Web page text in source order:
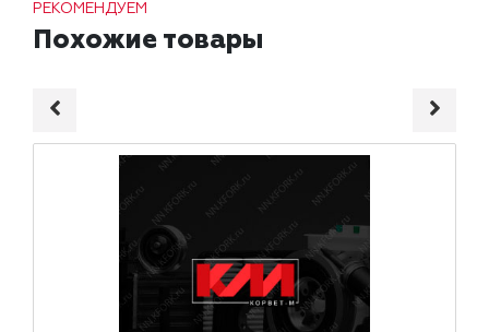
РЕКОМЕНДУЕМ
Похожие товары